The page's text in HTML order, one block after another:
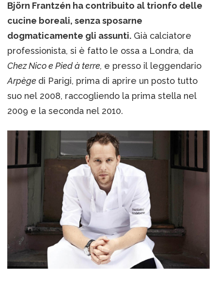
Björn Frantzén ha contribuito al trionfo delle
cucine boreali, senza sposarne
dogmaticamente gli assunti. Già calciatore
professionista, si è fatto le ossa a Londra, da
Chez Nico e Pied à terre, e presso il leggendario
Arpège di Parigi, prima di aprire un posto tutto
suo nel 2008, raccogliendo la prima stella nel
2009 e la seconda nel 2010.